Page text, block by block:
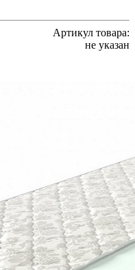
Артикул товара:
не указан